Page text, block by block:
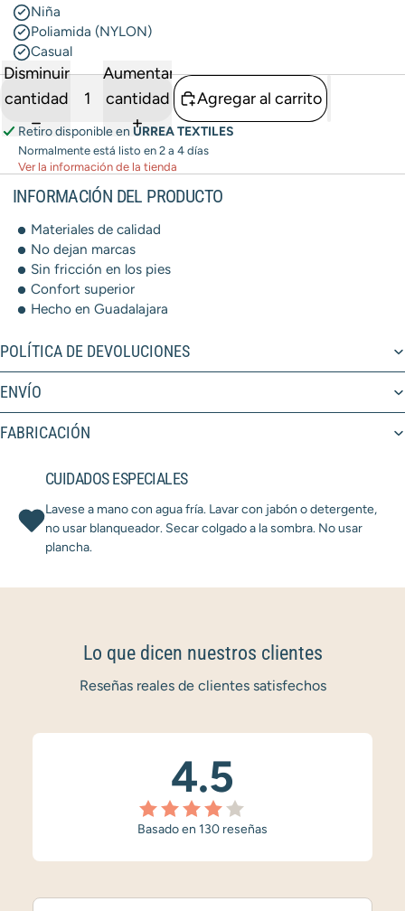
Niña
Poliamida (NYLON)
Casual
Disminuir
cantidad
Aumentar
cantidad
Agregar al carrito
Retiro disponible en URREA TEXTILES
Normalmente está listo en 2 a 4 días
Ver la información de la tienda
INFORMACIÓN DEL PRODUCTO
Materiales de calidad
No dejan marcas
Sin fricción en los pies
Confort superior
Hecho en Guadalajara
POLÍTICA DE DEVOLUCIONES
ENVÍO
FABRICACIÓN
CUIDADOS ESPECIALES
Lavese a mano con agua fría. Lavar con jabón o detergente,
no usar blanqueador. Secar colgado a la sombra. No usar
plancha.
Lo que dicen nuestros clientes
Reseñas reales de clientes satisfechos
4.5
Basado en 130 reseñas